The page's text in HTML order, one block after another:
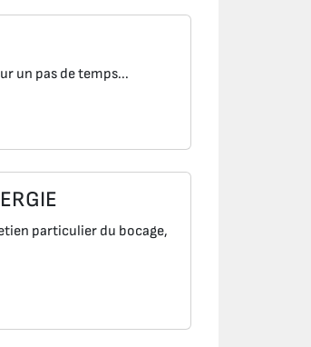
un pas de temps...
particulier du bocage,